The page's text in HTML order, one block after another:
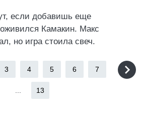
если добавишь еще
Камакин. Макс
но игра стоила свеч.
3 4 5 6 7
13